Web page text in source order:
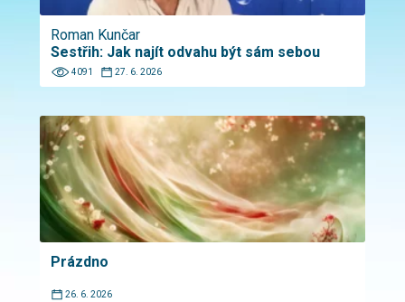
Roman Kunčar
Sestřih: Jak najít odvahu být sám sebou
4091 27. 6. 2026
Prázdno
26. 6. 2026